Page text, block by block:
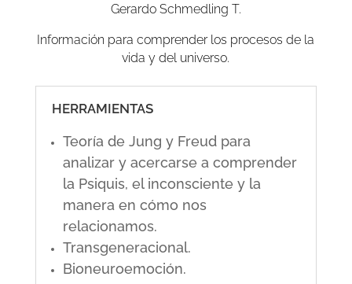
Gerardo Schmedling T.
Información para comprender los procesos de la
vida y del universo.
HERRAMIENTAS
Teoría de Jung y Freud para
analizar y acercarse a comprender
la Psiquis, el inconsciente y la
manera en cómo nos
relacionamos.
Transgeneracional.
Bioneuroemoción.